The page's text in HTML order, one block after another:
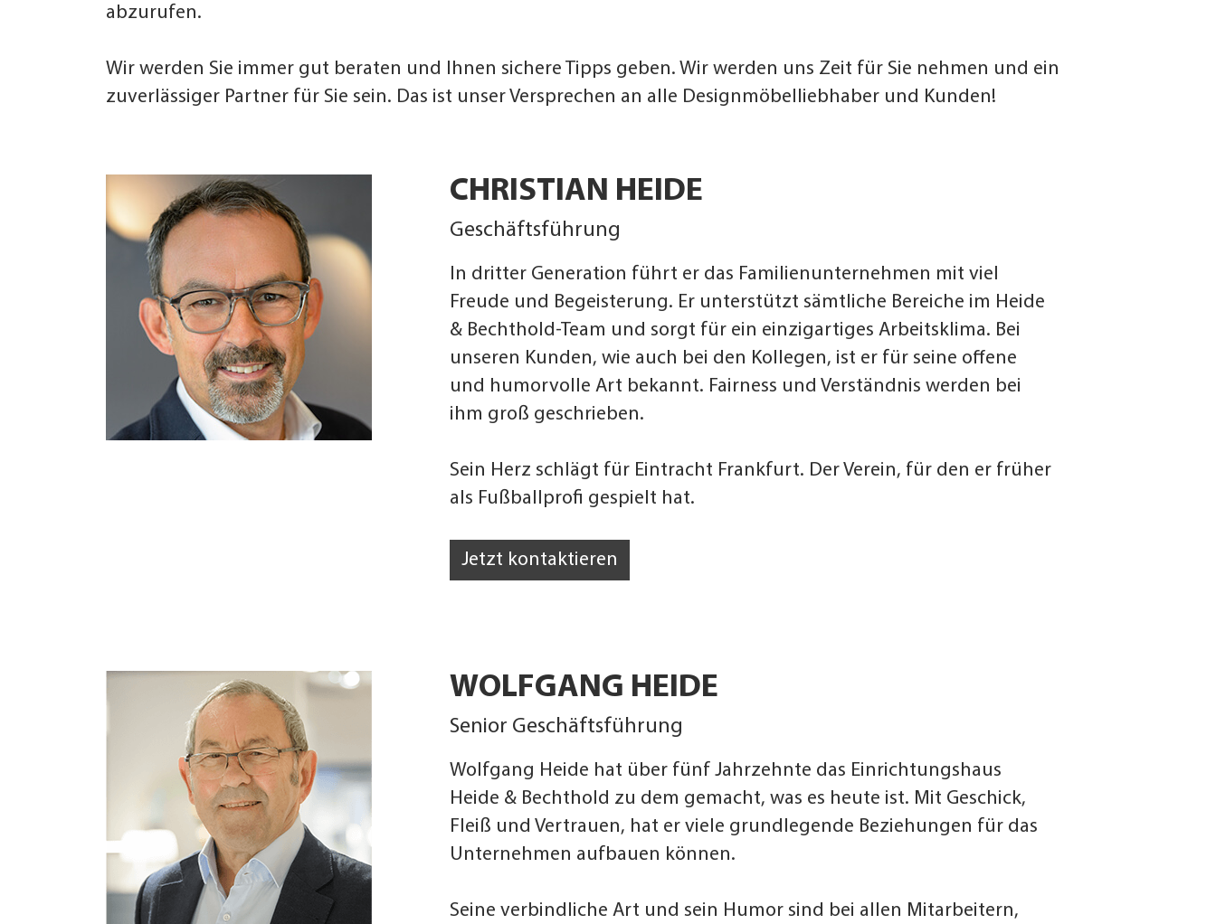
abzurufen.
Wir werden Sie immer gut beraten und Ihnen sichere Tipps geben. Wir werden uns Zeit für Sie nehmen und ein
zuverlässiger Partner für Sie sein. Das ist unser Versprechen an alle Designmöbelliebhaber und Kunden!
CHRISTIAN HEIDE
Geschäftsführung
In dritter Generation führt er das Familienunternehmen mit viel
Freude und Begeisterung. Er unterstützt sämtliche Bereiche im Heide
& Bechthold-Team und sorgt für ein einzigartiges Arbeitsklima. Bei
unseren Kunden, wie auch bei den Kollegen, ist er für seine offene
und humorvolle Art bekannt. Fairness und Verständnis werden bei
ihm groß geschrieben.
Sein Herz schlägt für Eintracht Frankfurt. Der Verein, für den er früher
als Fußballprofi gespielt hat.
Jetzt kontaktieren
WOLFGANG HEIDE
Senior Geschäftsführung
Wolfgang Heide hat über fünf Jahrzehnte das Einrichtungshaus
Heide & Bechthold zu dem gemacht, was es heute ist. Mit Geschick,
Fleiß und Vertrauen, hat er viele grundlegende Beziehungen für das
Unternehmen aufbauen können.
Seine verbindliche Art und sein Humor sind bei allen Mitarbeitern,